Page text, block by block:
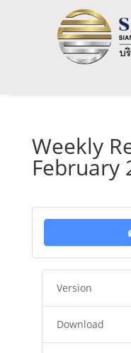
Weekly
February
Version
Download